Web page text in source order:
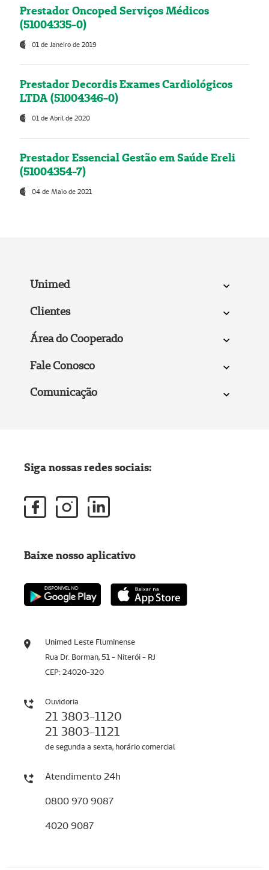
Prestador Oncoped Serviços Médicos
(51004335-0)
01 de Janeiro de 2019
Prestador Decordis Exames Cardiológicos
LTDA (51004346-0)
01 de Abril de 2020
Prestador Essencial Gestão em Saúde Ereli
(51004354-7)
04 de Maio de 2021
Unimed
Clientes
Área do Cooperado
Fale Conosco
Comunicação
Unimed Leste Fluminense
Rua Dr. Borman, 51 - Niterói - RJ
CEP: 24020-320
Ouvidoria
21 3803-1120
21 3803-1121
de segunda a sexta, horário comercial
Atendimento 24h
0800 970 9087
4020 9087
Siga nossas redes sociais:
Baixe nosso aplicativo